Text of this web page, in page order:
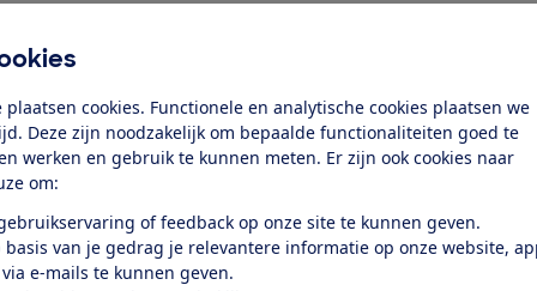
plaatsen cookies. Functionele en analytische cookies plaatsen we
Deze zijn noodzakelijk om bepaalde functionaliteiten goed te
werken en gebruik te kunnen meten. Er zijn ook cookies naar
om:
of feedback op onze site te kunnen geven.
basis van je gedrag je relevantere informatie op onze website,
e-mails te kunnen geven.
Deze eerste indruk schrijven we over een
iPhone 12
een uitgebreide test in ons laboratorium
kopen we 4 losse modellen.
Goed ontwerp
De iPhone 12 lijkt op de iPhone 4 en ziet er erg goed
van afgeronde zijkanten. Die geven de telefoon een
lijkt bij te dragen aan het draagcomfort. Je pakt de